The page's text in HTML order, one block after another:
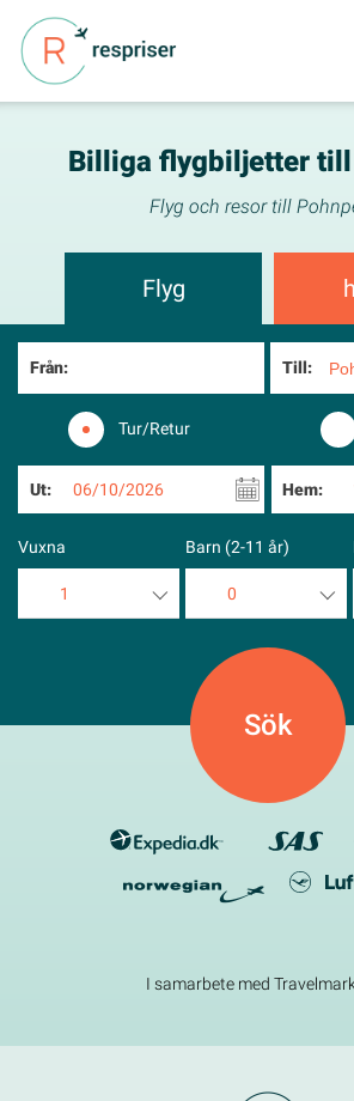
Billiga flygbiljetter till
Flyg och resor till
Flyg
Från: Till:
Tur/Retur
Ut: 06/10/2026 Hem:
Vuxna
1
Barn (2-11 år)
0
5
I samarbete med